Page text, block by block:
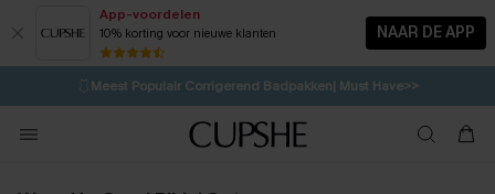
App-voordelen
10% korting voor nieuwe klanten NAAR DE APP
⚡️LAATSTE KANS | Tot 50% korting>>
🩱Meest Populair Corrigerend Badpakken| Must Have>>
💌Abonneer je & ontvang tot 15% korting>>
Koop 3, krijg 15% korting | CODE: SW15 1D:8H:26M:55S